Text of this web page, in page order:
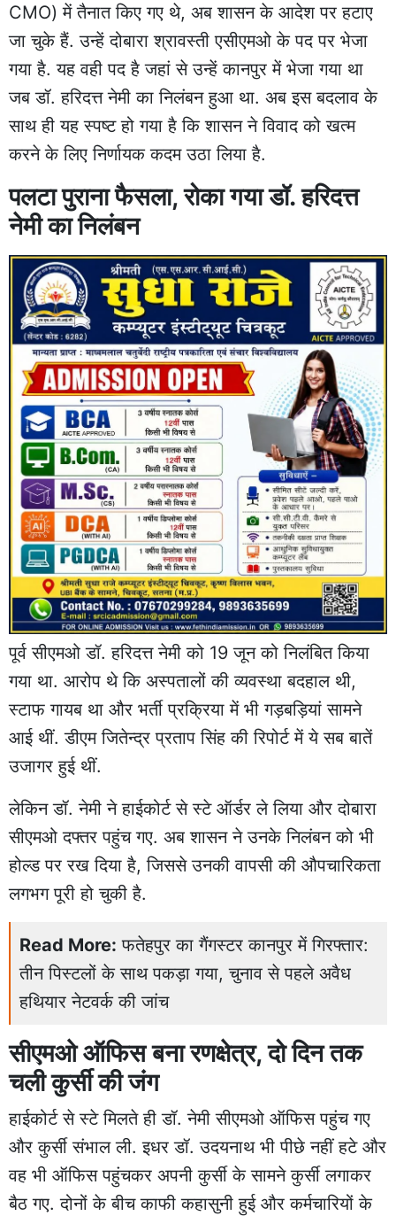
CMO) में तैनात किए गए थे, अब शासन के आदेश पर हटाए
जा चुके हैं. उन्हें दोबारा श्रावस्ती एसीएमओ के पद पर भेजा
गया है. यह वही पद है जहां से उन्हें कानपुर में भेजा गया था
जब डॉ. हरिदत्त नेमी का निलंबन हुआ था. अब इस बदलाव के
साथ ही यह स्पष्ट हो गया है कि शासन ने विवाद को खत्म
करने के लिए निर्णायक कदम उठा लिया है.
पलटा पुराना फैसला, रोका गया डॉ. हरिदत्त
नेमी का निलंबन
पूर्व सीएमओ डॉ. हरिदत्त नेमी को 19 जून को निलंबित किया
गया था. आरोप थे कि अस्पतालों की व्यवस्था बदहाल थी,
स्टाफ गायब था और भर्ती प्रक्रिया में भी गड़बड़ियां सामने
आई थीं. डीएम जितेन्द्र प्रताप सिंह की रिपोर्ट में ये सब बातें
उजागर हुई थीं.
लेकिन डॉ. नेमी ने हाईकोर्ट से स्टे ऑर्डर ले लिया और दोबारा
सीएमओ दफ्तर पहुंच गए. अब शासन ने उनके निलंबन को भी
होल्ड पर रख दिया है, जिससे उनकी वापसी की औपचारिकता
लगभग पूरी हो चुकी है.
Read More: फतेहपुर का गैंगस्टर कानपुर में गिरफ्तार:
तीन पिस्टलों के साथ पकड़ा गया, चुनाव से पहले अवैध
हथियार नेटवर्क की जांच
सीएमओ ऑफिस बना रणक्षेत्र, दो दिन तक
चली कुर्सी की जंग
हाईकोर्ट से स्टे मिलते ही डॉ. नेमी सीएमओ ऑफिस पहुंच गए
और कुर्सी संभाल ली. इधर डॉ. उदयनाथ भी पीछे नहीं हटे और
वह भी ऑफिस पहुंचकर अपनी कुर्सी के सामने कुर्सी लगाकर
बैठ गए. दोनों के बीच काफी कहासुनी हुई और कर्मचारियों के